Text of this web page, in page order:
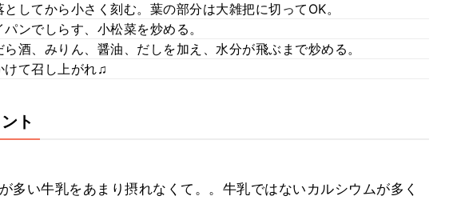
してから小さく刻む。葉の部分は大雑把に切ってOK。
ンでしらす、小松菜を炒める。
酒、みりん、醤油、だしを加え、水分が飛ぶまで炒める。
けて召し上がれ♫
ト
多い牛乳をあまり摂れなくて。。牛乳ではないカルシウムが多く